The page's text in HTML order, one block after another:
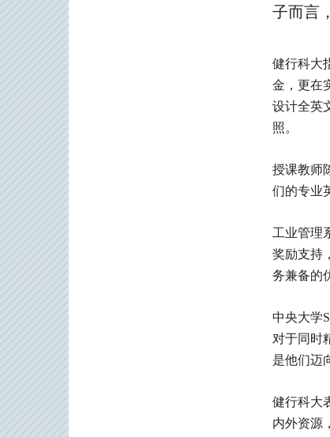
子而言
健行科大
金，更在
设计全英
照。
授课教师
们的专业
工业管理
奖励支持
务兼备的
中央大学
对于同时
是他们迈
健行科大
内外资源